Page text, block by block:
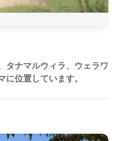
タナマルウィラ、ウェラワ
位置しています。